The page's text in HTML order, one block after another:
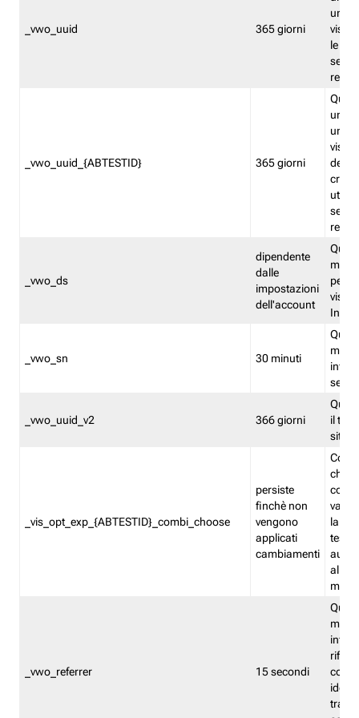
_vwo_uuid 365 giorni
le
_vwo_uuid_{ABTESTID} 365 giorni
un
del
_vwo_ds
dipendente
dalle
impostazioni
dell'account
_vwo_sn 30 minuti
_vwo_uuid_v2 366 giorni
il
sito
_vis_opt_exp_{ABTESTID}_combi_choose
persiste
finchè non
vengono
applicati
cambiamenti
che
la
test.
_vwo_referrer 15 secondi